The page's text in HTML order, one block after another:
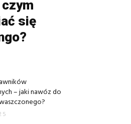
się
– jaki nawóz do